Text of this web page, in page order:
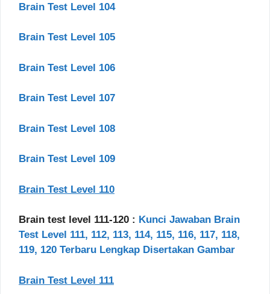
Brain Test Level 104
Brain Test Level 105
Brain Test Level 106
Brain Test Level 107
Brain Test Level 108
Brain Test Level 109
Brain Test Level 110
Brain test level 111-120 : Kunci Jawaban Brain
Test Level 111, 112, 113, 114, 115, 116, 117, 118,
119, 120 Terbaru Lengkap Disertakan Gambar
Brain Test Level 111